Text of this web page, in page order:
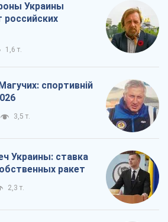
Украины
российских
1,6 т.
спортивній
3,5 т.
Украины: ставка
ракет
2,3 т.